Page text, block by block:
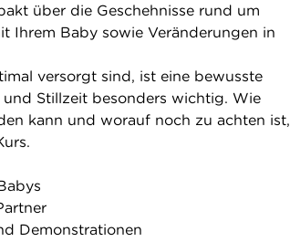
über die Geschehnisse rund um
Ihrem Baby sowie Veränderungen in
versorgt sind, ist eine bewusste
Stillzeit besonders wichtig. Wie
kann und worauf noch zu achten ist,
Demonstrationen